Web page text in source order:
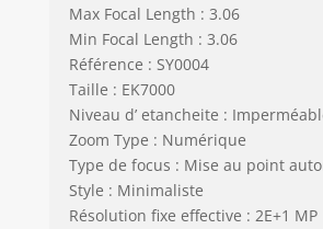
Max Focal Length : 3.06
Min Focal Length : 3.06
Référence : SY0004
Taille : EK7000
Niveau d’ etancheite :
Zoom Type : Numérique
Type de focus : Mise au point
Style : Minimaliste
Résolution fixe effective : 2E+1 MP